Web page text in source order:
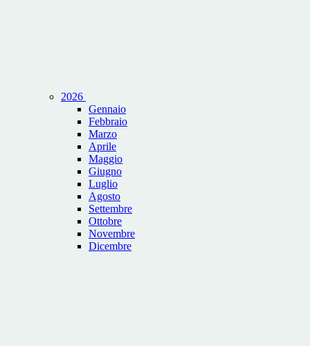
2026
Gennaio
Febbraio
Marzo
Aprile
Maggio
Giugno
Luglio
Agosto
Settembre
Ottobre
Novembre
Dicembre